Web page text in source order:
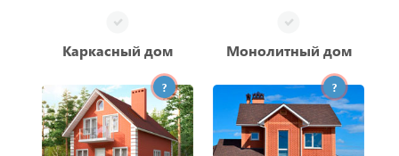
Каркасный дом Монолитный дом
? ?